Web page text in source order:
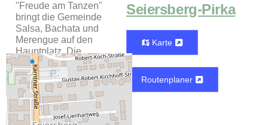
"Freude am Tanzen"
bringt die Gemeinde
Salsa, Bachata und
Merengue auf den
Hauptplatz. Die
Tänze werden erklärt
und gemeinsam
geübt. Für
Unterhaltung sorgt
ein DJ, für die
kulinarische
Seiersberg-Pirka
Karte
Routenplaner